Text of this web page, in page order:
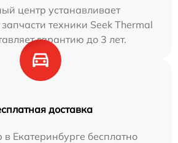
центр устанавливает
техники Seek Thermal
гарантию до 3 лет.
доставка
Екатеринбурге бесплатно